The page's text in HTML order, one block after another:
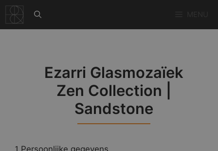
naar
de
Ezarri Glasmozaïek
Zen Collection |
Sandstone
Persoonlijke gegevens